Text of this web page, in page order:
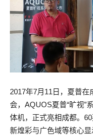
2017年7月11日，夏普在
会，AQUOS夏普“旷视”
体机，正式亮相成都。
新煌彩与广色域等核心